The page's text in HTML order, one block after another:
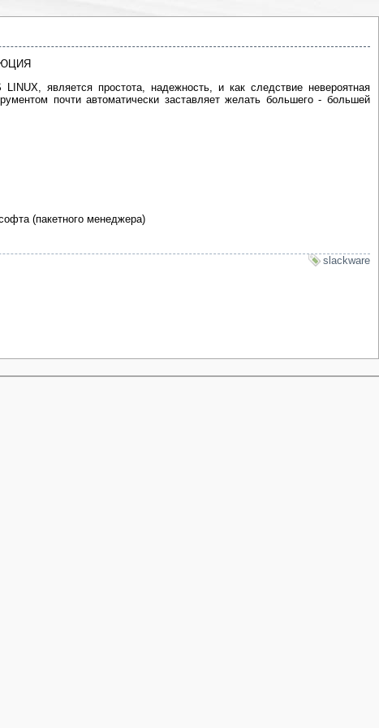
является простота, надежность, и как следствие невероятная
почти автоматически заставляет желать большего - большей
(пакетного менеджера)
slackware